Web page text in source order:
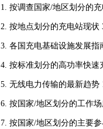
1. 按调查国家/地区划分的
2. 按地点划分的充电站现状
3. 各国充电基础设施发展
4. 按标准划分的高功率快
5. 无线电力传输的最新趋势
6. 按国家/地区划分的工作
7. 按国家/地区划分的主要